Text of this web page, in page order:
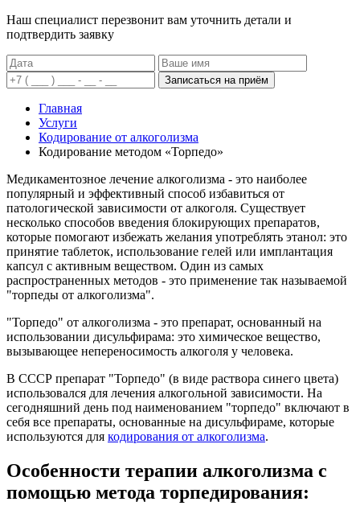
Наш специалист перезвонит вам уточнить детали и
подтвердить заявку
Записаться на приём
Главная
Услуги
Кодирование от алкоголизма
Кодирование методом «Торпедо»
Медикаментозное лечение алкоголизма - это наиболее
популярный и эффективный способ избавиться от
патологической зависимости от алкоголя. Существует
несколько способов введения блокирующих препаратов,
которые помогают избежать желания употреблять этанол: это
принятие таблеток, использование гелей или имплантация
капсул с активным веществом. Один из самых
распространенных методов - это применение так называемой
"торпеды от алкоголизма".
"Торпедо" от алкоголизма - это препарат, основанный на
использовании дисульфирама: это химическое вещество,
вызывающее непереносимость алкоголя у человека.
В СССР препарат "Торпедо" (в виде раствора синего цвета)
использовался для лечения алкогольной зависимости. На
сегодняшний день под наименованием "торпедо" включают в
себя все препараты, основанные на дисульфираме, которые
используются для кодирования от алкоголизма.
Особенности терапии алкоголизма с
помощью метода торпедирования: